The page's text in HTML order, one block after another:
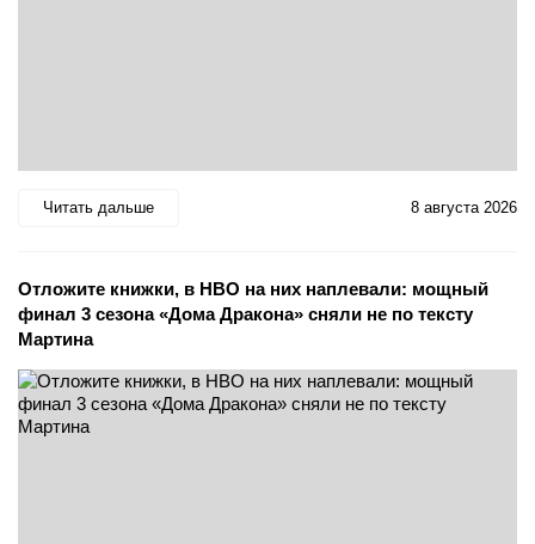
Читать дальше 8 августа 2026
Отложите книжки, в HBO на них наплевали: мощный
финал 3 сезона «Дома Дракона» сняли не по тексту
Мартина